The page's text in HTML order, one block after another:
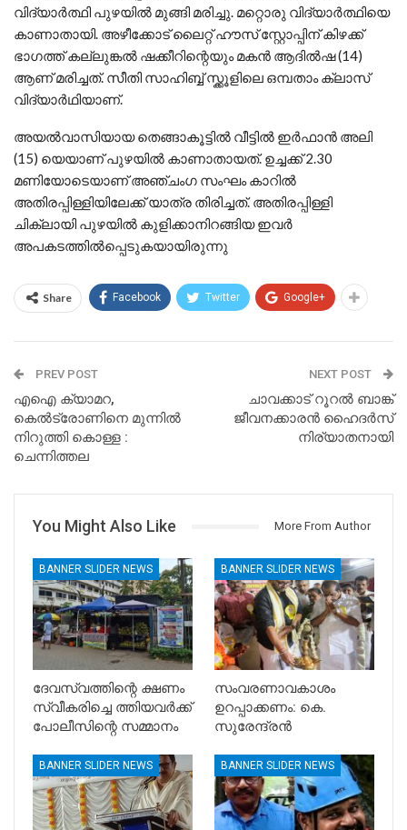
വിദ്യാർത്ഥി പുഴയിൽ മുങ്ങി മരിച്ചു. മറ്റൊരു വിദ്യാർത്ഥിയെ
കാണാതായി. അഴീക്കോട് ലൈറ്റ് ഹൗസ് സ്റ്റോപ്പിന് കിഴക്ക്
ഭാഗത്ത് കല്ലുങ്കൽ ഷക്കീറിന്റെയും മകൻ ആദിൽഷ (14)
ആണ് മരിച്ചത്. സീതി സാഹിബ്ബ് സ്ക്കൂളിലെ ഒമ്പതാം ക്ലാസ്
വിദ്യാർഥിയാണ്.
അയൽവാസിയായ തെങ്ങാകൂട്ടിൽ വീട്ടിൽ ഇർഫാൻ അലി
(15) യെയാണ് പുഴയിൽ കാണാതായത്. ഉച്ചക്ക് 2.30
മണിയോടെയാണ് അഞ്ചംഗ സംഘം കാറിൽ
അതിരപ്പിള്ളിയിലേക്ക് യാത്ര തിരിച്ചത്. അതിരപ്പിള്ളി
ചിക്ലായി പുഴയിൽ കുളിക്കാനിറങ്ങിയ ഇവർ
അപകടത്തിൽപ്പെടുകയായിരുന്നു
Share Facebook Twitter Google+
PREV POST
എഐ ക്യാമറ,
കെൽട്രോണിനെ മുന്നിൽ
നിറുത്തി കൊള്ള :
ചെന്നിത്തല
NEXT POST
ചാവക്കാട് റൂറൽ ബാങ്ക്
ജീവനക്കാരൻ ഹൈദർസ്
നിര്യാതനായി
You Might Also Like More From Author
BANNER SLIDER NEWS
ദേവസ്വത്തിന്റെ ക്ഷണം
സ്വീകരിച്ചെ ത്തിയവർക്ക്
പോലീസിന്റെ സമ്മാനം
BANNER SLIDER NEWS
സംവരണാവകാശം
ഉറപ്പാക്കണം: കെ.
സുരേന്ദ്രൻ
BANNER SLIDER NEWS BANNER SLIDER NEWS